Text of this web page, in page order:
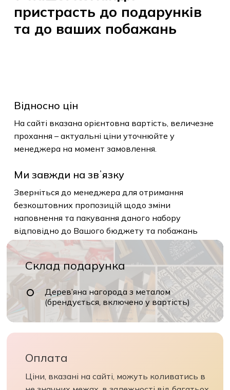
пристрасть до подарунків
та до ваших побажань
Відносно цін
На сайті вказана орієнтовна вартість, величезне
прохання – актуальні ціни уточнюйте у
менеджера на момент замовлення.
Ми завжди на звʼязку
Зверніться до менеджера для отримання
безкоштовних пропозицій щодо зміни
наповнення та пакування даного набору
відповідно до Вашого бюджету та побажань
Склад подарунка
Дерев’яна нагорода з металом
(брендується, включено у вартість)
Оплата
Ціни, вказані на сайті, можуть коливатись в